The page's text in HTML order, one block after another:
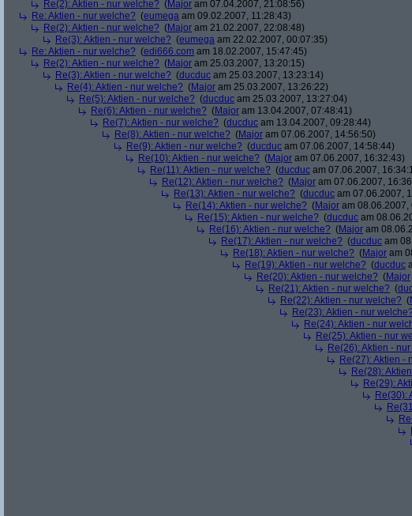
Re(2): Aktien - nur welche? (Major am 07.04.2007, 21:08:56)
Re: Aktien - nur welche? (eumega am 09.02.2007, 11:28:43)
Re(2): Aktien - nur welche? (Major am 21.02.2007, 22:08:48)
Re(3): Aktien - nur welche? (eumega am 22.02.2007, 00:07:35)
Re: Aktien - nur welche? (edi666.com am 18.02.2007, 15:47:45)
Re(2): Aktien - nur welche? (Major am 25.03.2007, 13:20:15)
Re(3): Aktien - nur welche? (ducduc am 25.03.2007, 13:23:14)
Re(4): Aktien - nur welche? (Major am 25.03.2007, 13:26:22)
Re(5): Aktien - nur welche? (ducduc am 25.03.2007, 13:27:04)
Re(6): Aktien - nur welche? (Major am 13.04.2007, 07:48:41)
Re(7): Aktien - nur welche? (ducduc am 13.04.2007, 09:28:44)
Re(8): Aktien - nur welche? (Major am 07.06.2007, 14:56:50)
Re(9): Aktien - nur welche? (ducduc am 07.06.2007, 14:58:44)
Re(10): Aktien - nur welche? (Major am 07.06.2007, 16:32:43)
Re(11): Aktien - nur welche? (ducduc am 07.06.2007,
Re(12): Aktien - nur welche? (Major am 07.06.2007,
Re(13): Aktien - nur welche? (ducduc am 07.06.2007,
Re(14): Aktien - nur welche? (Major am 08.06.2007,
Re(15): Aktien - nur welche? (ducduc am
Re(16): Aktien - nur welche? (Major am
Re(17): Aktien - nur welche? (ducduc am
Re(18): Aktien - nur welche? (Major am
Re(19): Aktien - nur welche? (ducduc
Re(20): Aktien - nur welche? (Major
Re(21): Aktien - nur welche? (
Re(22): Aktien - nur welche? (
Re(23): Aktien - nur welche?
Re(24): Aktien - nur
Re(25): Aktien - nur
Re(26): Aktien -
Re(27): Aktien -
Re(28):
Re(29):
Re(30):